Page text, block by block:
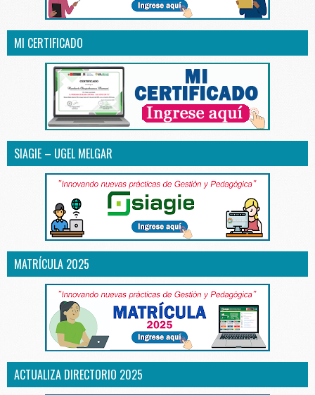
MI CERTIFICADO
SIAGIE – UGEL MELGAR
MATRÍCULA 2025
ACTUALIZA DIRECTORIO 2025